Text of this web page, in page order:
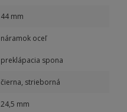
44 mm
náramok oceľ
preklápacia spona
čierna, strieborná
24,5 mm